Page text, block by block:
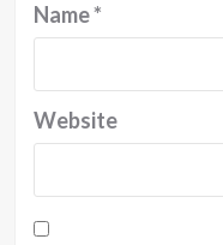
Name*
Website